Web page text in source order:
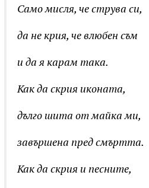
Само мисля, че струва си,
да не крия, че влюбен съм
и да я карам така.
Как да скрия иконата,
дълго шита от майка ми,
завършена пред смъртта.
Как да скрия и песните,